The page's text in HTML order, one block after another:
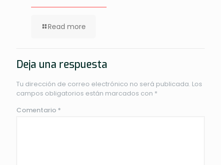
Read more
Deja una respuesta
Tu dirección de correo electrónico no será publicada. Los
campos obligatorios están marcados con *
Comentario *